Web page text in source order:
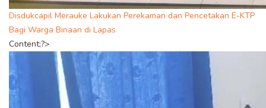
Disdukcapil Merauke Lakukan Perekaman dan Pencetakan E-KTP
Bagi Warga Binaan di Lapas
Content;?>